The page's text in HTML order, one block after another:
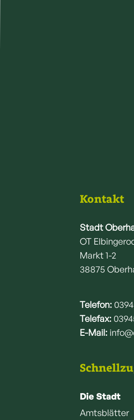
Kontakt
Stadt
OT
Markt 1-2
38875
Telefon:
Telefax:
E-Mail:
Die Stadt
Amtsblätter